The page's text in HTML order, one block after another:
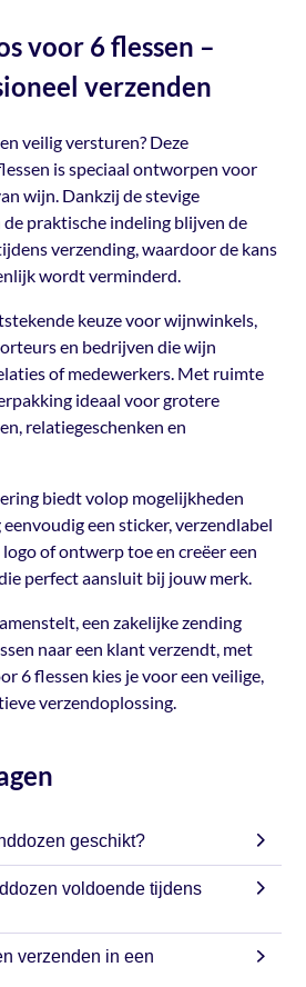
TP-71520-06
in België
€300
is speciaal ontworpen
van wijn. Dankzij de stevige
praktische indeling blijven
aanzienlijk wordt verminderd.
keuze voor
importeurs en
naar klanten, relaties of
zes flessen is deze
en kerstgeschenken.
biedt volop
Voeg eenvoudig een
met jouw eigen logo of
professionele uitstraling die
een zakelijke zending
naar een klant verzendt,
voor 6 flessen kies je voor een
voor 6 flessen –
verzenden
veilig versturen? Deze
is speciaal ontworpen voor
wijn. Dankzij de stevige
praktische indeling blijven de
verzending, waardoor de kans
wordt verminderd.
keuze voor wijnwinkels,
en bedrijven die wijn
of medewerkers. Met ruimte
ideaal voor grotere
relatiegeschenken en
biedt volop mogelijkheden
een sticker, verzendlabel
of ontwerp toe en creëer een
perfect aansluit bij jouw merk.
een zakelijke zending
naar een klant verzendt, met
6 flessen kies je voor een veilige,
verzendoplossing.
geschikt?
ontwikkeld voor het veilig
Ze worden veel gebruikt door
importeurs en bedrijven
of relaties.
voldoende tijdens
helpt wijnflessen veilig
biedt bescherming tijdens
verzenden in een